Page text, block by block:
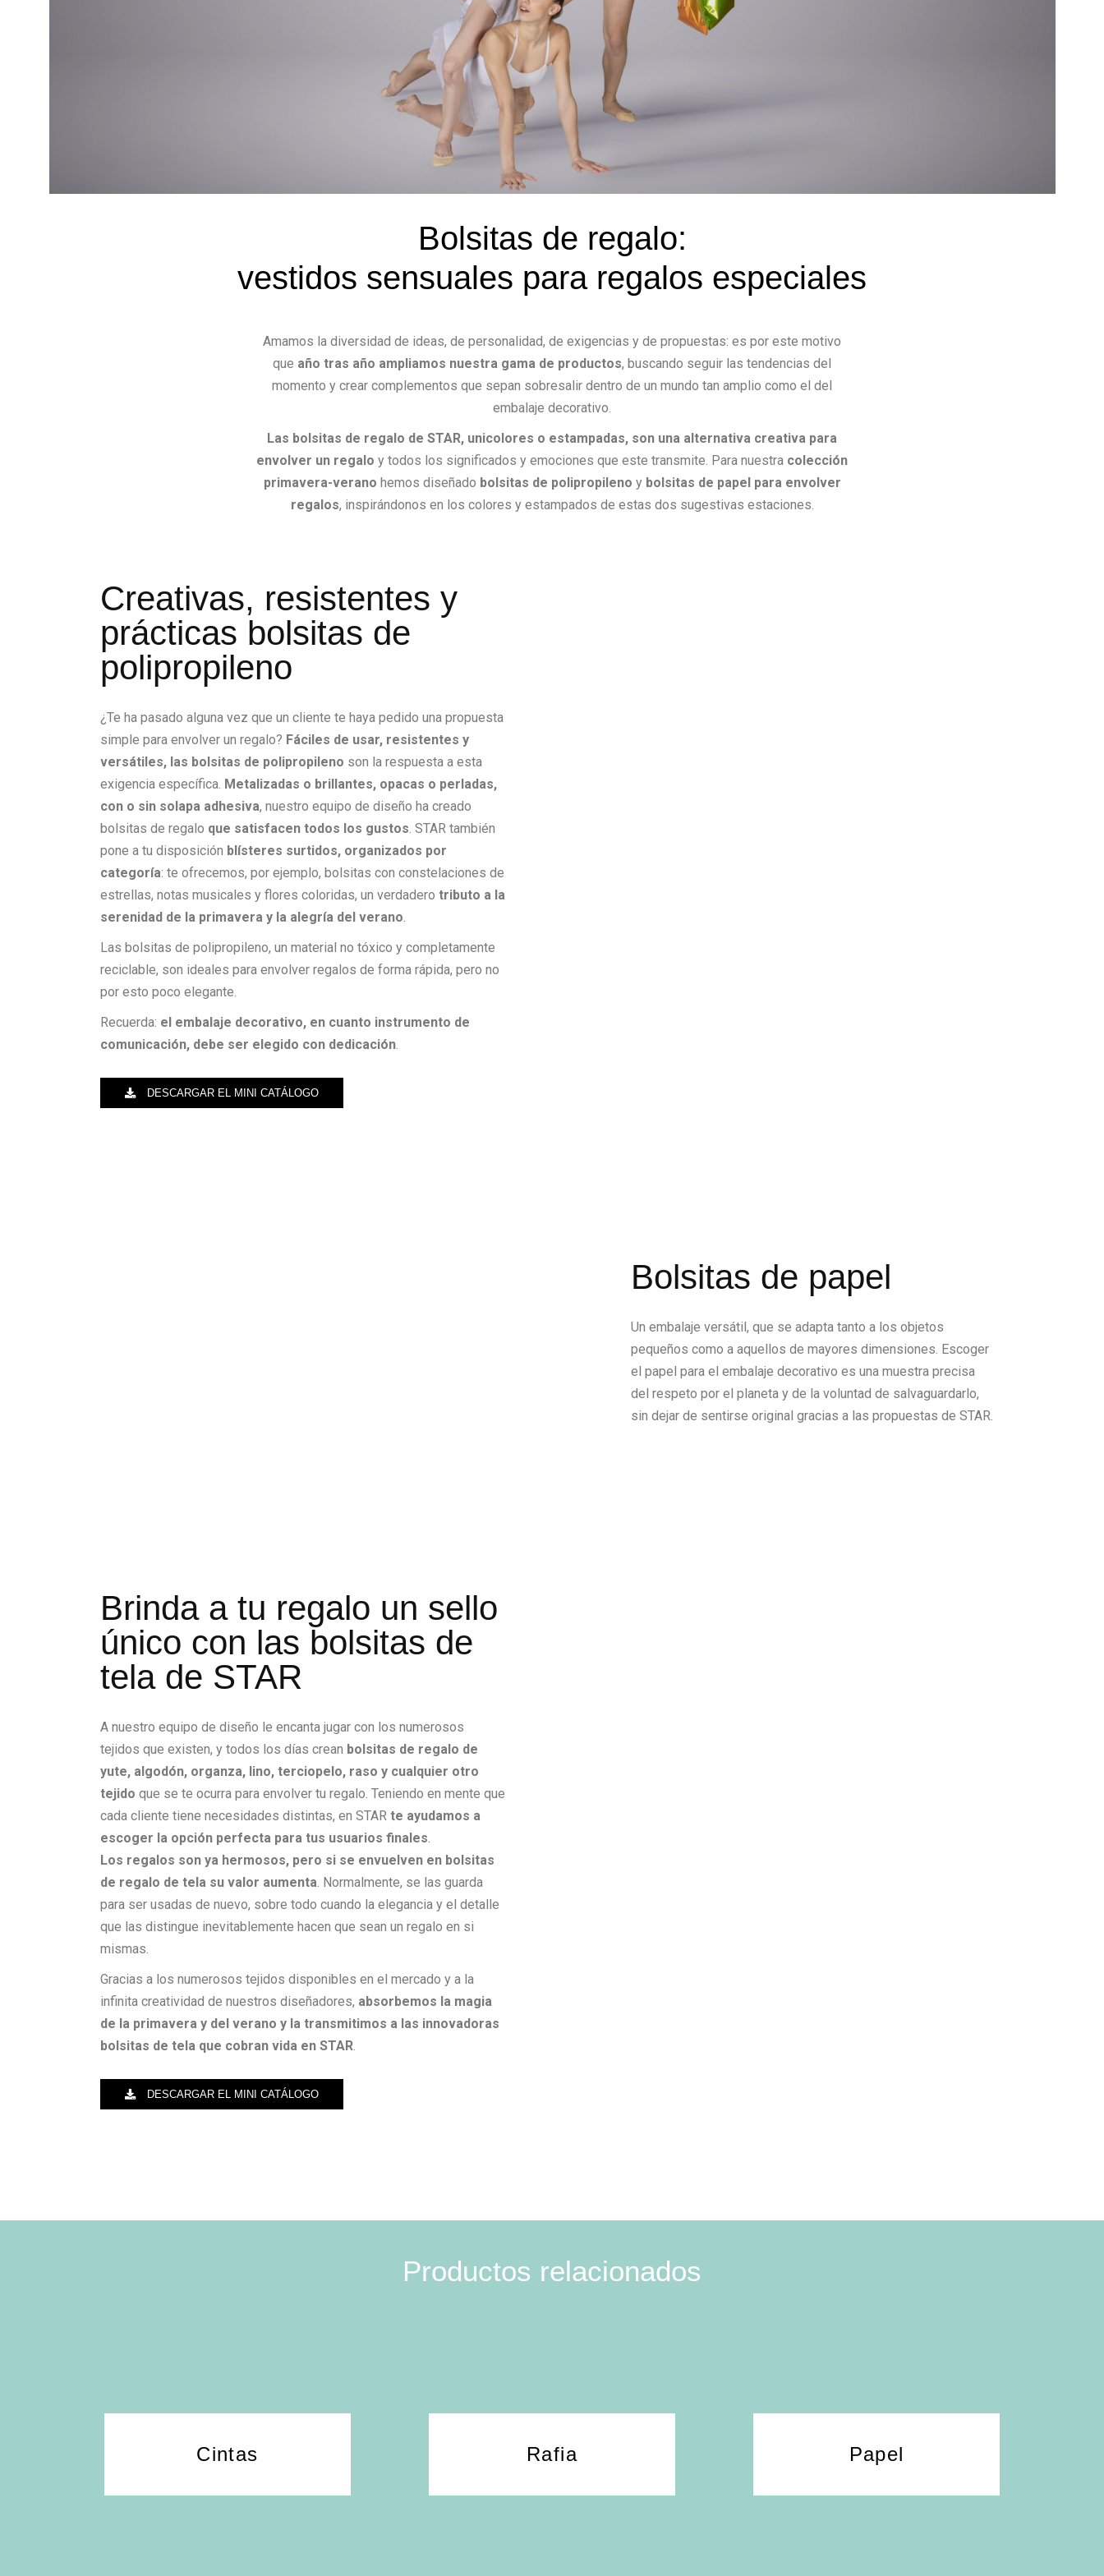
Bolsitas de regalo:
vestidos sensuales para regalos especiales
Amamos la diversidad de ideas, de personalidad, de exigencias y de propuestas: es por este motivo
que año tras año ampliamos nuestra gama de productos, buscando seguir las tendencias del
momento y crear complementos que sepan sobresalir dentro de un mundo tan amplio como el del
embalaje decorativo.
Las bolsitas de regalo de STAR, unicolores o estampadas, son una alternativa creativa para
envolver un regalo y todos los significados y emociones que este transmite. Para nuestra colección
primavera-verano hemos diseñado bolsitas de polipropileno y bolsitas de papel para envolver
regalos, inspirándonos en los colores y estampados de estas dos sugestivas estaciones.
Creativas, resistentes y
prácticas bolsitas de
polipropileno
¿Te ha pasado alguna vez que un cliente te haya pedido una propuesta
simple para envolver un regalo? Fáciles de usar, resistentes y
versátiles, las bolsitas de polipropileno son la respuesta a esta
exigencia específica. Metalizadas o brillantes, opacas o perladas,
con o sin solapa adhesiva, nuestro equipo de diseño ha creado
bolsitas de regalo que satisfacen todos los gustos. STAR también
pone a tu disposición blísteres surtidos, organizados por
categoría: te ofrecemos, por ejemplo, bolsitas con constelaciones de
estrellas, notas musicales y flores coloridas, un verdadero tributo a la
serenidad de la primavera y la alegría del verano.
Las bolsitas de polipropileno, un material no tóxico y completamente
reciclable, son ideales para envolver regalos de forma rápida, pero no
por esto poco elegante.
Recuerda: el embalaje decorativo, en cuanto instrumento de
comunicación, debe ser elegido con dedicación.
DESCARGAR EL MINI CATÁLOGO
Bolsitas de papel
Un embalaje versátil, que se adapta tanto a los objetos
pequeños como a aquellos de mayores dimensiones. Escoger
el papel para el embalaje decorativo es una muestra precisa
del respeto por el planeta y de la voluntad de salvaguardarlo,
sin dejar de sentirse original gracias a las propuestas de STAR.
Brinda a tu regalo un sello
único con las bolsitas de
tela de STAR
A nuestro equipo de diseño le encanta jugar con los numerosos
tejidos que existen, y todos los días crean bolsitas de regalo de
yute, algodón, organza, lino, terciopelo, raso y cualquier otro
tejido que se te ocurra para envolver tu regalo. Teniendo en mente que
cada cliente tiene necesidades distintas, en STAR te ayudamos a
escoger la opción perfecta para tus usuarios finales.
Los regalos son ya hermosos, pero si se envuelven en bolsitas
de regalo de tela su valor aumenta. Normalmente, se las guarda
para ser usadas de nuevo, sobre todo cuando la elegancia y el detalle
que las distingue inevitablemente hacen que sean un regalo en si
mismas.
Gracias a los numerosos tejidos disponibles en el mercado y a la
infinita creatividad de nuestros diseñadores, absorbemos la magia
de la primavera y del verano y la transmitimos a las innovadoras
bolsitas de tela que cobran vida en STAR.
DESCARGAR EL MINI CATÁLOGO
Productos relacionados
Cintas Rafia Papel